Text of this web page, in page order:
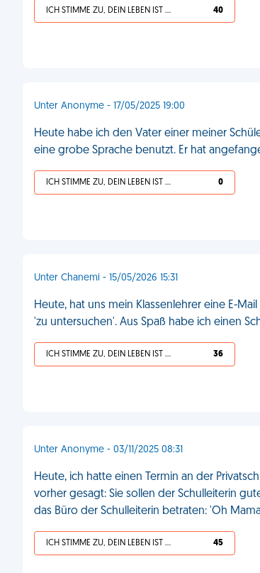
ICH STIMME ZU, DEIN LEBEN IST SCHEISSE 40
Unter Anonyme - 17/05/2025 19:00
Heute habe ich den Vater einer meiner
eine grobe Sprache benutzt. Er hat
ICH STIMME ZU, DEIN LEBEN IST SCHEISSE 0
Unter Chanemi - 15/05/2026 15:31
Heute, hat uns mein Klassenlehrer eine E-
'zu untersuchen'. Aus Spaß habe ich einen
ICH STIMME ZU, DEIN LEBEN IST SCHEISSE 36
Unter Anonyme - 03/11/2025 08:31
Heute, ich hatte einen Termin an der
vorher gesagt: Sie sollen der Schulleiterin
das Büro der Schulleiterin betraten: 'Oh
ICH STIMME ZU, DEIN LEBEN IST SCHEISSE 45